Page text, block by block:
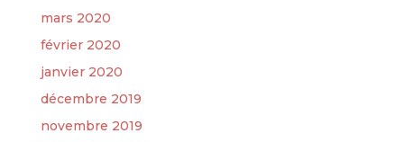
mars 2020
février 2020
janvier 2020
décembre 2019
novembre 2019